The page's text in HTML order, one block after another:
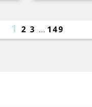
123 … 149